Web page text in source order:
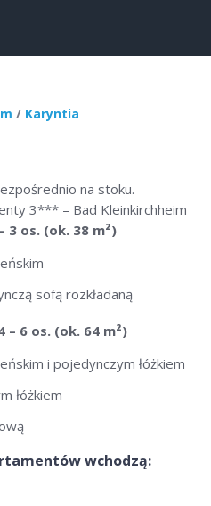
/ Karyntia
na stoku.
3*** – Bad Kleinkirchheim
os. (ok. 38 m²)
sofą rozkładaną
6 os. (ok. 64 m²)
i pojedynczym łóżkiem
łóżkiem
wchodzą: